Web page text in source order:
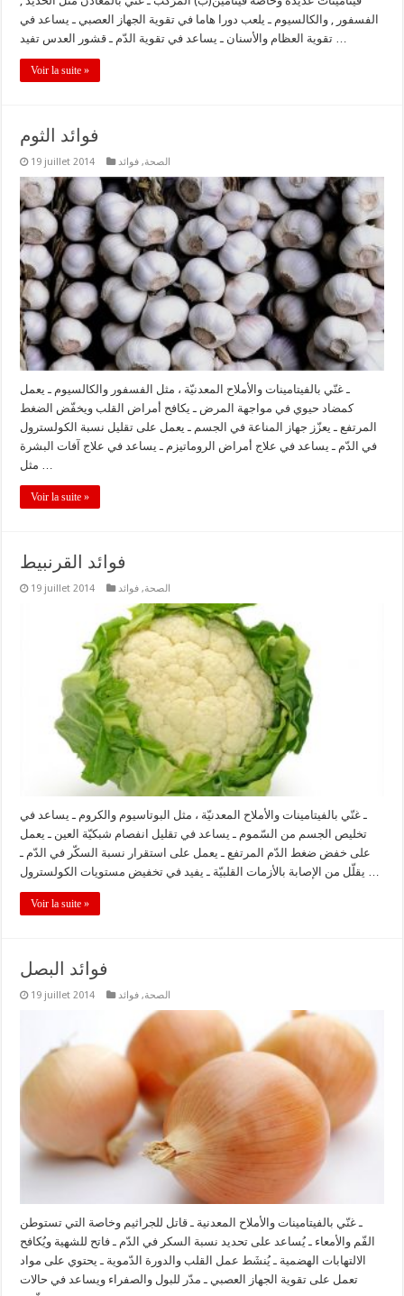
الفسفور , والكالسيوم ـ يلعب دورا هاما في تقوية الجهاز العصبي ـ يساعد في
Voir la suite »
فوائد الثوم
19 juillet 2014 الصحة, فوائد
ـ غنّي بالفيتامينات والأملاح المعدنيّة ، مثل الفسفور والكالسيوم ـ يعمل
كمضاد حيوي في مواجهة المرض ـ يكافح أمراض القلب ويخفّض الضغط
المرتفع ـ يعزّز جهاز المناعة في الجسم ـ يعمل على تقليل نسبة الكولسترول
في الدّم ـ يساعد في علاج أمراض الروماتيزم ـ يساعد في علاج آفات البشرة
Voir la suite »
فوائد القرنبيط
19 juillet 2014 الصحة, فوائد
ـ غنّي بالفيتامينات والأملاح المعدنيّة ، مثل البوتاسيوم والكروم ـ يساعد في
تخليص الجسم من السّموم ـ يساعد في تقليل انفصام شبكيّة العين ـ يعمل
على خفض ضغط الدّم المرتفع ـ يعمل على استقرار نسبة السكّر في الدّم ـ
يقلّل من الإصابة بالأزمات القلبيّة ـ يفيد في تخفيض مستويات الكولسترول …
Voir la suite »
فوائد البصل
19 juillet 2014 الصحة, فوائد
ـ غنّي بالفيتامينات والأملاح المعدنية ـ قاتل للجراثيم وخاصة التي تستوطن
الفّم والأمعاء ـ يُساعد على تحديد نسبة السكر في الدّم ـ فاتح للشهية ويُكافح
الالتهابات الهضمية ـ يُنشَط عمل القلب والدورة الدّموية ـ يحتوي على مواد
تعمل على تقوية الجهاز العصبي ـ مدّر للبول والصفراء ويساعد في حالات